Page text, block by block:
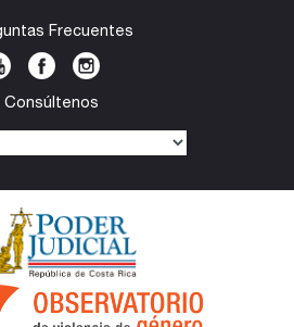
Frecuentes
Consúltenos